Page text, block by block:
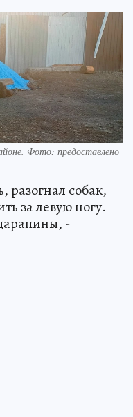
Фото: предоставлено
разогнал собак,
за левую ногу.
-